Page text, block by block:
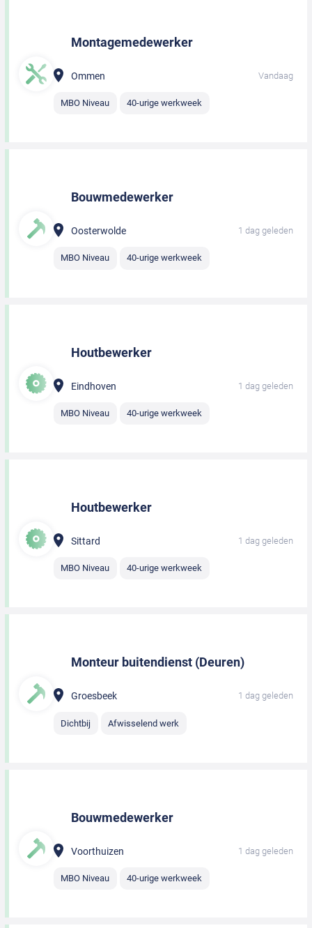
Montagemedewerker
Ommen Vandaag
MBO Niveau 40-urige werkweek
Bouwmedewerker
Oosterwolde 1 dag geleden
MBO Niveau 40-urige werkweek
Houtbewerker
Eindhoven 1 dag geleden
MBO Niveau 40-urige werkweek
Houtbewerker
Sittard 1 dag geleden
MBO Niveau 40-urige werkweek
Monteur buitendienst (Deuren)
Groesbeek 1 dag geleden
Dichtbij Afwisselend werk
Bouwmedewerker
Voorthuizen 1 dag geleden
MBO Niveau 40-urige werkweek